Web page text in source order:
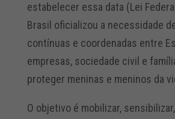
estabelecer essa data (Lei
Brasil oficializou a necessidade
contínuas e coordenadas entre
empresas, sociedade civil e
proteger meninas e meninos da
O objetivo é mobilizar,